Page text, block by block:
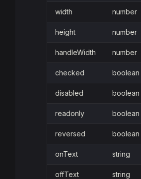
width number
height number
handleWidth number
checked boolean
disabled boolean
readonly boolean
reversed boolean
onText string
offText string